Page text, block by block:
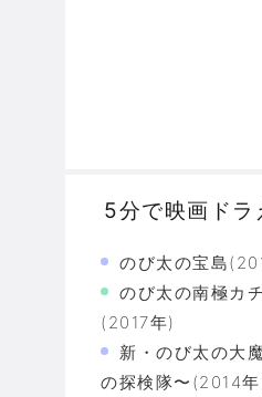
5分で映画ドラ
のび太の宝島
のび太の南極カ
(2017年)
新・のび太の大
の探検隊〜(2014